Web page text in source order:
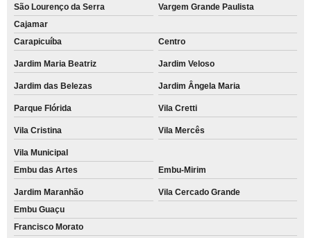
São Lourenço da Serra
Vargem Grande Paulista
Cajamar
Carapicuíba
Centro
Jardim Maria Beatriz Jardim Veloso
Jardim das Belezas Jardim Ângela Maria
Parque Flórida Vila Cretti
Vila Cristina Vila Mercês
Vila Municipal
Embu das Artes
Embu-Mirim
Jardim Maranhão
Vila Cercado Grande
Embu Guaçu
Francisco Morato